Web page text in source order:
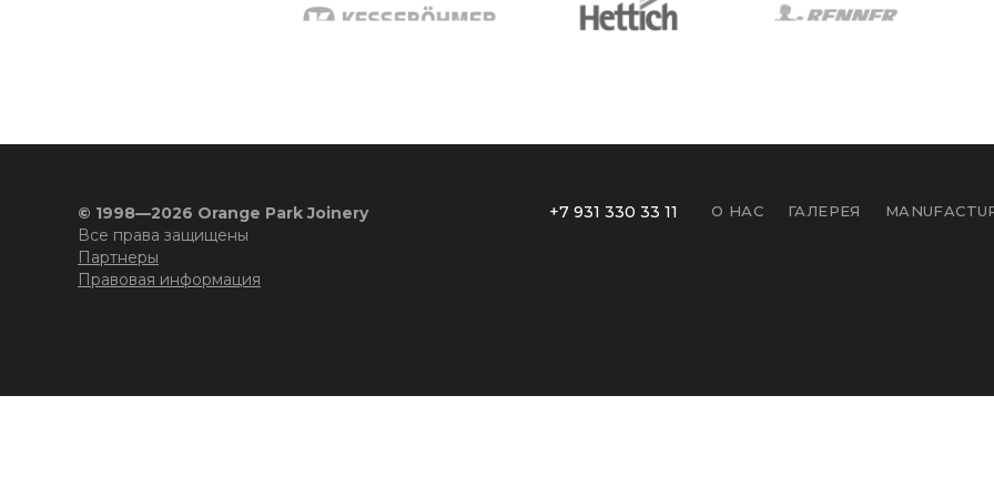
© 1998—2026 Orange Park Joinery
Все права защищены
Партнеры
Правовая информация
+7 931 330 33 11 О НАС ГАЛЕРЕЯ